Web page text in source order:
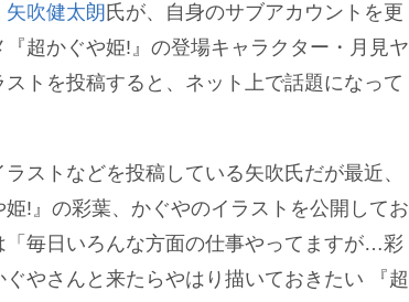
矢吹健太朗 氏が、自身のサブアカウントを更
『超かぐや姫!』の登場キャラクター・月見ヤ
ストを投稿すると、ネット上で話題になって
ストなどを投稿している矢吹氏だが最近、
姫!』の彩葉、かぐやのイラストを公開してお
「毎日いろんな方面の仕事やってますが…彩
ぐやさんと来たらやはり描いておきたい 『超